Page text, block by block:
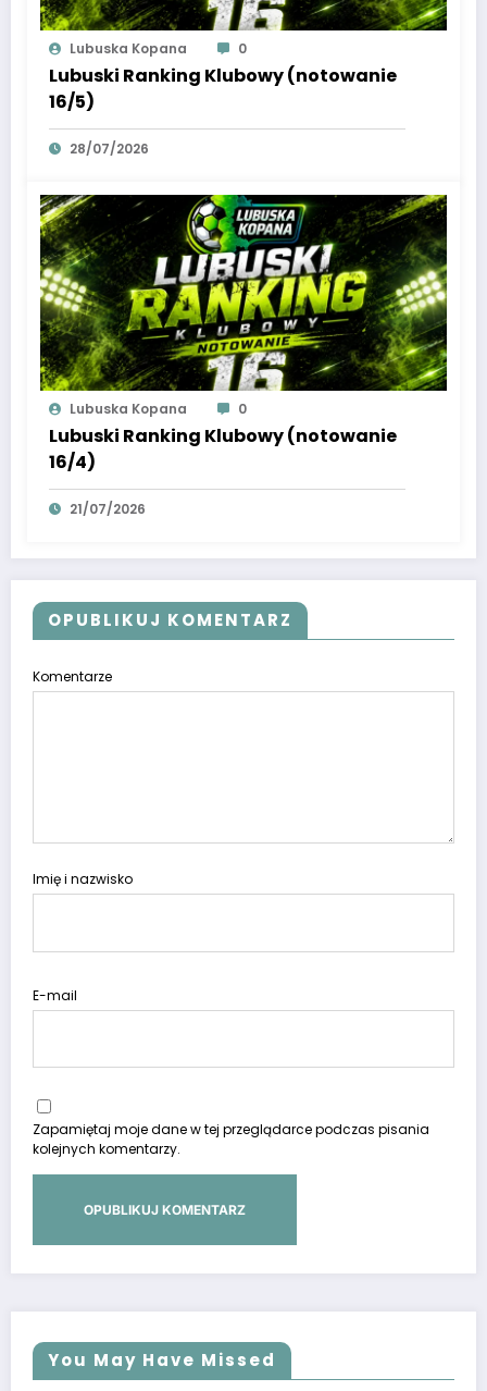
Lubuska Kopana 0
Lubuski Ranking Klubowy (notowanie
16/5)
28/07/2026
Lubuska Kopana 0
Lubuski Ranking Klubowy (notowanie
16/4)
21/07/2026
OPUBLIKUJ KOMENTARZ
Komentarze
Imię i nazwisko
E-mail
Zapamiętaj moje dane w tej przeglądarce podczas pisania
kolejnych komentarzy.
You May Have Missed